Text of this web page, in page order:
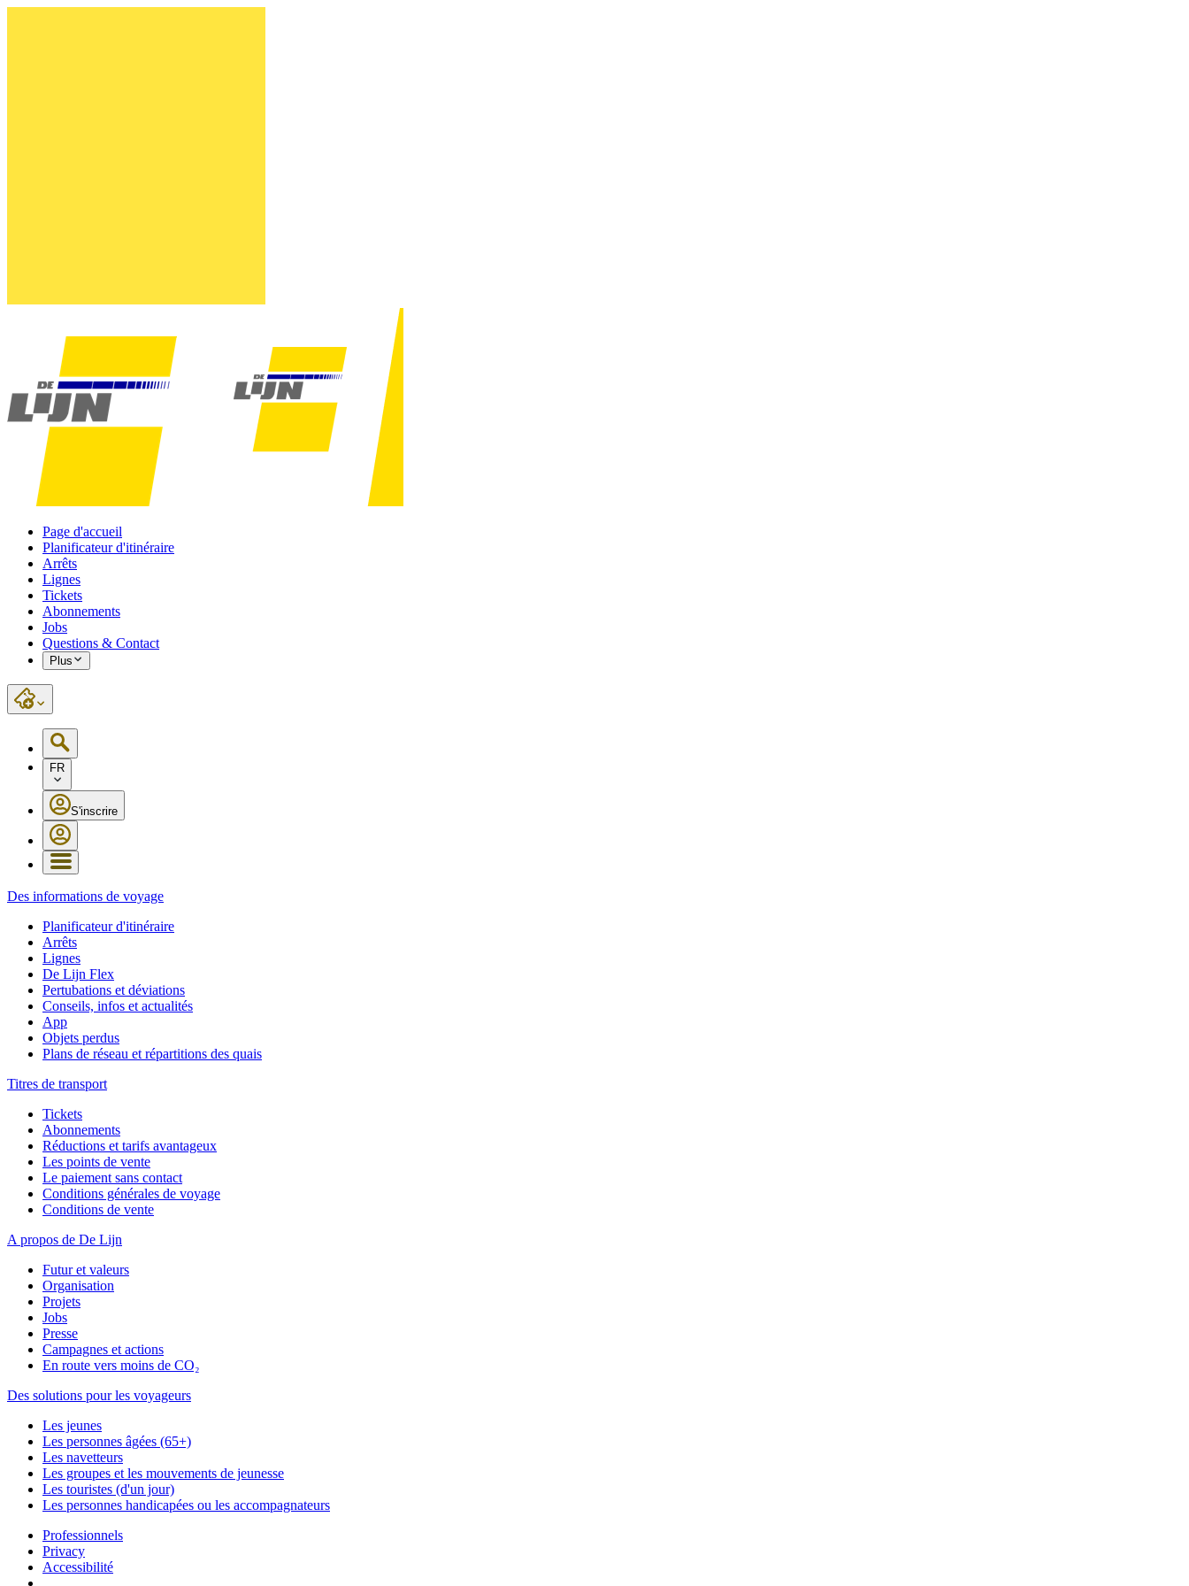
Page d'accueil
Planificateur d'itinéraire
Arrêts
Lignes
Tickets
Abonnements
Jobs
Questions & Contact
Plus
FR
S'inscrire
Des informations de voyage
Planificateur d'itinéraire
Arrêts
Lignes
De Lijn Flex
Pertubations et déviations
Conseils, infos et actualités
App
Objets perdus
Plans de réseau et répartitions des quais
Titres de transport
Tickets
Abonnements
Réductions et tarifs avantageux
Les points de vente
Le paiement sans contact
Conditions générales de voyage
Conditions de vente
A propos de De Lijn
Futur et valeurs
Organisation
Projets
Jobs
Presse
Campagnes et actions
En route vers moins de CO₂
Des solutions pour les voyageurs
Les jeunes
Les personnes âgées (65+)
Les navetteurs
Les groupes et les mouvements de jeunesse
Les touristes (d'un jour)
Les personnes handicapées ou les accompagnateurs
Professionnels
Privacy
Accessibilité